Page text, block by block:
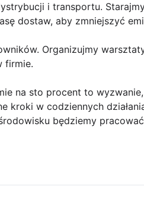
i transportu.
dostaw, aby zmniejszyć
Organizujmy
firmie.
na sto procent to
kroki w codziennych
będziemy